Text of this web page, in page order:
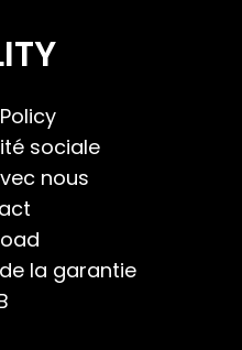
sociale
nous
la garantie